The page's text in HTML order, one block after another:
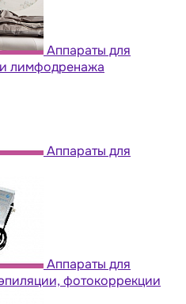
Аппараты для
лимфодренажа
Аппараты для
Аппараты для
фотокоррекции